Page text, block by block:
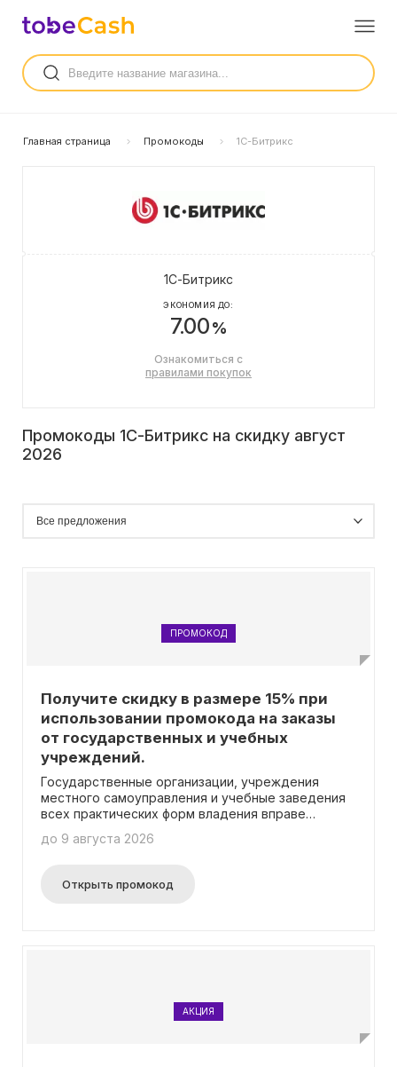
Главная страница Промокоды 1С-Битрикс
1С-Битрикс
ЭКОНОМИЯ ДО:
7.00%
Ознакомиться с
правилами покупок
Промокоды 1С-Битрикс на скидку август
2026
ПРОМОКОД
Получите скидку в размере 15% при
использовании промокода на заказы
от государственных и учебных
учреждений.
Государственные организации, учреждения
местного самоуправления и учебные заведения
всех практических форм владения вправе
приобрести определенные программные
условиям со сниженной стоимостью на 15%.
Более подробные сведения можно найти на
до 9 августа 2026
Открыть промокод
АКЦИЯ